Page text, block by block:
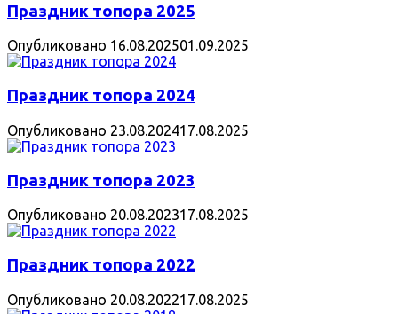
Праздник топора 2025
Опубликовано 16.08.202501.09.2025
Праздник топора 2024
Опубликовано 23.08.202417.08.2025
Праздник топора 2023
Опубликовано 20.08.202317.08.2025
Праздник топора 2022
Опубликовано 20.08.202217.08.2025